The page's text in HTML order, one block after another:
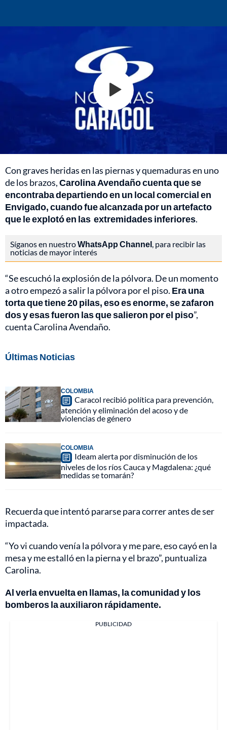
Con graves heridas en las piernas y quemaduras en uno
de los brazos,Carolina Avendaño cuenta que se
encontraba departiendo en un local comercial en
Envigado, cuando fue alcanzada por un artefacto
que le explotó en las extremidades inferiores.
Síganos en nuestroWhatsApp Channel , para recibir las
noticias de mayor interés
“Se escuchó la explosión de la pólvora. De un momento
a otro empezó a salir la pólvora por el piso. Era una
torta que tiene 20 pilas, eso es enorme, se zafaron
dos y esas fueron las que salieron por el piso”,
cuenta Carolina Avendaño.
Últimas Noticias
COLOMBIA
Caracol recibió política para prevención,
atención y eliminación del acoso y de
violencias de género
COLOMBIA
Ideam alerta por disminución de los
niveles de los ríos Cauca y Magdalena: ¿qué
medidas se tomarán?
Recuerda que intentó pararse para correr antes de ser
impactada.
“Yo vi cuando venía la pólvora y me pare, eso cayó en la
mesa y me estalló en la pierna y el brazo”, puntualiza
Carolina.
Al verla envuelta en llamas, la comunidad y los
bomberos la auxiliaron rápidamente.
PUBLICIDAD